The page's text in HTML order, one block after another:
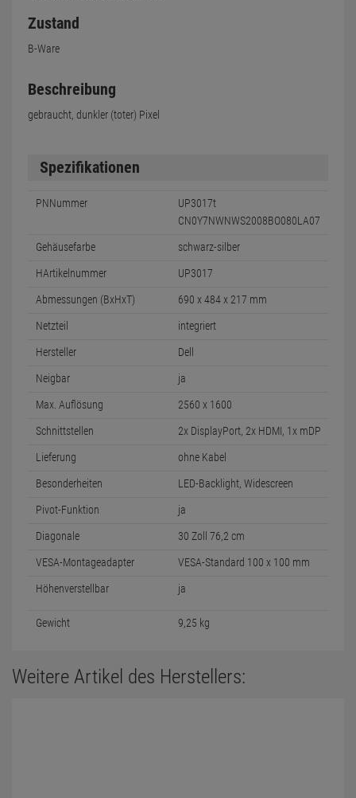
Zustand
B-Ware
Beschreibung
gebraucht, dunkler (toter) Pixel
Spezifikationen
PNNummer
UP3017t
CN0Y7NWNWS2008BO080LA07
Gehäusefarbe schwarz-silber
HArtikelnummer UP3017
Abmessungen (BxHxT) 690 x 484 x 217 mm
Netzteil integriert
Hersteller Dell
Neigbar ja
Max. Auflösung 2560 x 1600
Schnittstellen 2x DisplayPort, 2x HDMI, 1x mDP
Lieferung ohne Kabel
Besonderheiten LED-Backlight, Widescreen
Pivot-Funktion ja
Diagonale 30 Zoll 76,2 cm
VESA-Montageadapter VESA-Standard 100 x 100 mm
Höhenverstellbar ja
Gewicht 9,25 kg
Weitere Artikel des Herstellers: